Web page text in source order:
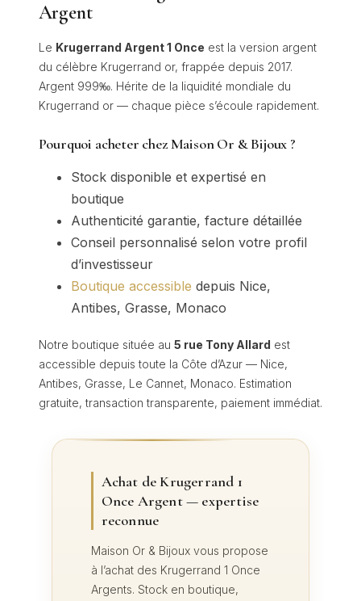
Argent
Le Krugerrand Argent 1 Once est la version argent
du célèbre Krugerrand or, frappée depuis 2017.
Argent 999‰. Hérite de la liquidité mondiale du
Krugerrand or — chaque pièce s’écoule rapidement.
Pourquoi acheter chez Maison Or & Bijoux ?
Stock disponible et expertisé en
boutique
Authenticité garantie, facture détaillée
Conseil personnalisé selon votre profil
d’investisseur
Boutique accessible depuis Nice,
Antibes, Grasse, Monaco
Notre boutique située au 5 rue Tony Allard est
accessible depuis toute la Côte d’Azur — Nice,
Antibes, Grasse, Le Cannet, Monaco. Estimation
gratuite, transaction transparente, paiement immédiat.
Achat de Krugerrand 1
Once Argent — expertise
reconnue
Maison Or & Bijoux vous propose
à l’achat des Krugerrand 1 Once
Argents. Stock en boutique,